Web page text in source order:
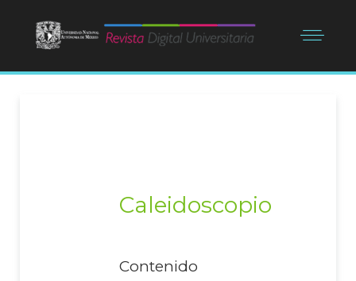
Caleidoscopio
Contenido